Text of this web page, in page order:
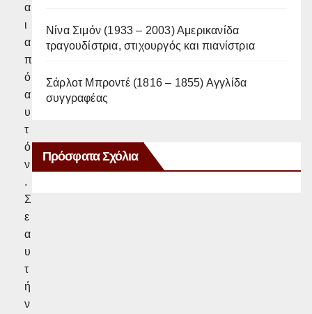
α
ι
α
π
ό
α
υ
τ
ό
ν
.
Σ
ε
α
υ
τ
ή
ν
Νίνα Σιμόν (1933 – 2003) Αμερικανίδα
τραγουδίστρια, στιχουργός και πιανίστρια
Σάρλοτ Μπροντέ (1816 – 1855) Αγγλίδα
συγγραφέας
Πρόσφατα Σχόλια